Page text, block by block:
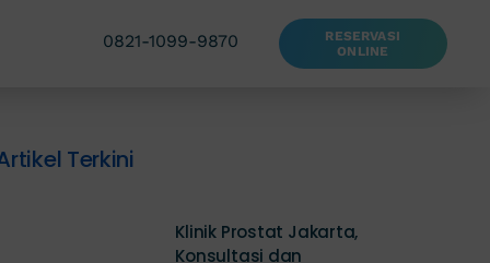
0821-1099-9870
RESERVASI
ONLINE
Terkini
Klinik Prostat Jakarta,
Konsultasi dan